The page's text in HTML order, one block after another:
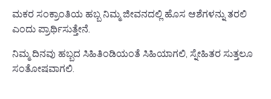
ಮಕರ ಸಂಕ್ರಾಂತಿಯ ಹಬ್ಬ ನಿಮ್ಮ ಜೀವನದಲ್ಲಿ ಹೊಸ ಆಶೆಗಳನ್ನು ತರಲಿ
ಎಂದು ಪ್ರಾರ್ಥಿಸುತ್ತೇನೆ.
ನಿಮ್ಮ ದಿನವು ಹಬ್ಬದ ಸಿಹಿತಿಂಡಿಯಂತೆ ಸಿಹಿಯಾಗಲಿ, ಸ್ನೇಹಿತರ ಸುತ್ತಲೂ
ಸಂತೋಷವಾಗಲಿ.